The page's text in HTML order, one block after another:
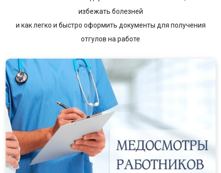
избежать болезней
и как легко и быстро оформить документы для получения
отгулов на работе